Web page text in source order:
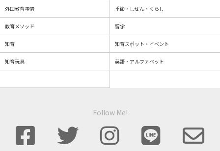
外国教育事情 季節・しぜん・くらし
教育メソッド 留学
知育 知育スポット・イベント
知育玩具 英語・アルファベット
Follow Me!